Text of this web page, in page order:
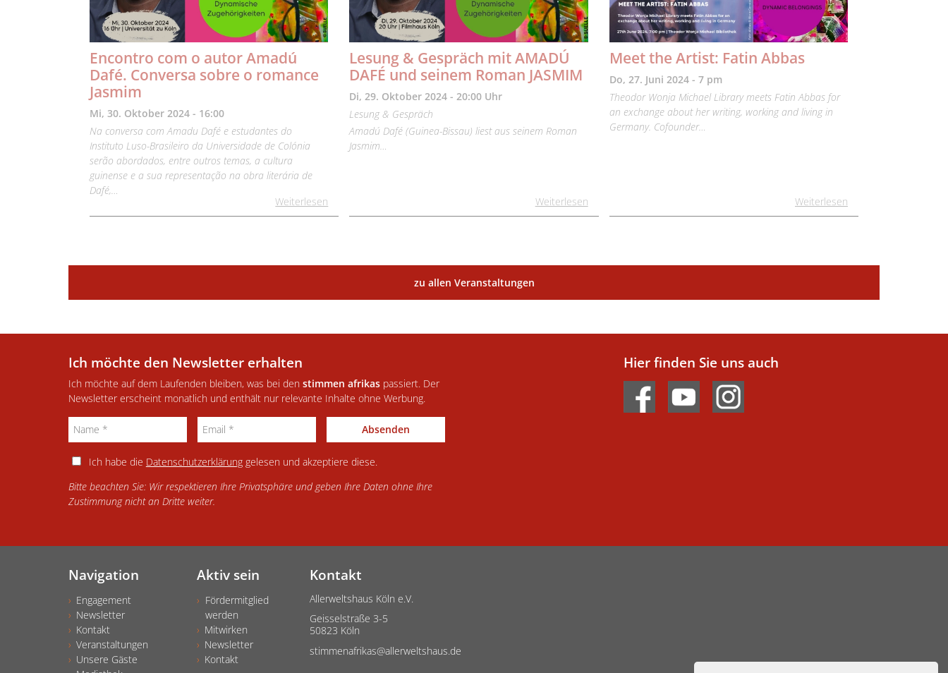
Encontro com o autor Amadú
Dafé. Conversa sobre o romance
Jasmim
Mi, 30. Oktober 2024 - 16:00
Na conversa com Amadu Dafé e estudantes do
Instituto Luso-Brasileiro da Universidade de Colónia
serão abordados, entre outros temas, a cultura
guinense e a sua representação na obra literária de
Dafé,…
Weiterlesen
Lesung & Gespräch mit AMADÚ
DAFÉ und seinem Roman JASMIM
Di, 29. Oktober 2024 - 20:00 Uhr
Lesung & Gespräch
Amadú Dafé (Guinea-Bissau) liest aus seinem Roman
Jasmim…
Weiterlesen
Meet the Artist: Fatin Abbas
Do, 27. Juni 2024 - 7 pm
Theodor Wonja Michael Library meets Fatin Abbas for
an exchange about her writing, working and living in
Germany. Cofounder…
Weiterlesen
zu allen Veranstaltungen
Ich möchte den Newsletter erhalten
Ich möchte auf dem Laufenden bleiben, was bei den stimmen afrikas passiert. Der
Newsletter erscheint monatlich und enthält nur relevante Inhalte ohne Werbung.
Absenden
Ich habe die Datenschutzerklärunggelesen und akzeptiere diese.
Bitte beachten Sie: Wir respektieren Ihre Privatsphäre und geben Ihre Daten ohne Ihre
Zustimmung nicht an Dritte weiter.
Hier finden Sie uns auch
Navigation
Engagement
Newsletter
Kontakt
Veranstaltungen
Unsere Gäste
Aktiv sein
Fördermitglied
werden
Mitwirken
Newsletter
Kontakt
Kontakt
Allerweltshaus Köln e.V.
Geisselstraße 3-5
50823 Köln
stimmenafrikas@allerweltshaus.de